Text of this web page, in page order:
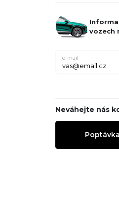
vozech
e-mail
Neváhejte nás
Poptávka